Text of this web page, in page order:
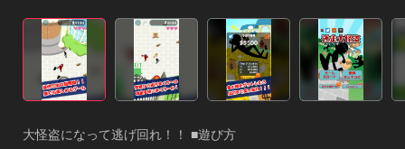
大怪盗になって逃げ回れ！！ ■遊び方